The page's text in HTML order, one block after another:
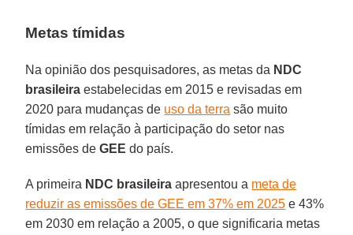
Metas tímidas
Na opinião dos pesquisadores, as metas da NDC
brasileira estabelecidas em 2015 e revisadas em
2020 para mudanças de uso da terra são muito
tímidas em relação à participação do setor nas
emissões deGEE do país.
A primeira NDC brasileira apresentou a meta de
reduzir as emissões de GEE em 37% em 2025 e 43%
em 2030 em relação a 2005, o que significaria metas